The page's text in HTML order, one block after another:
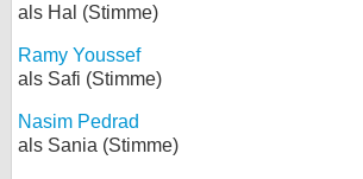
als Hal (Stimme)
Ramy Youssef
als Safi (Stimme)
Nasim Pedrad
als Sania (Stimme)